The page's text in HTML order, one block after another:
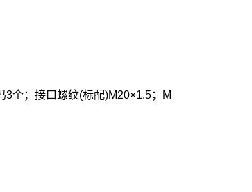
个；接口螺纹(标配)M20×1.5；M